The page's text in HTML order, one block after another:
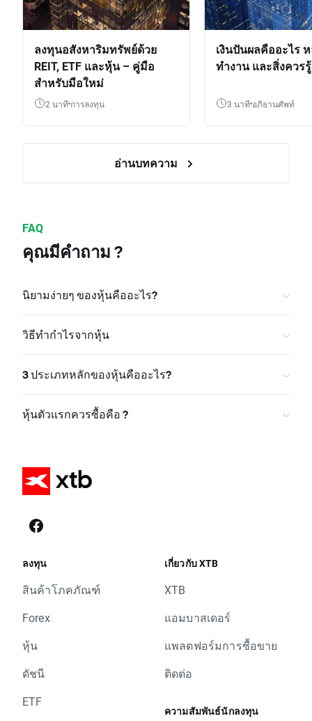
ลงทุนอสังหาริมทรัพย์ด้วย
REIT, ETF และหุ้น – คู่มือ
สำหรับมือใหม่
2 นาที การลงทุน
เงินปันผลคืออะไร
ทำงาน และสิ่งควรรู้
3 นาที อภิธานศัพท์
อ่านบทความ
FAQ
คุณมีคำถาม ?
นิยามง่ายๆ ของหุ้นคืออะไร?
วิธีทำกำไรจากหุ้น
3 ประเภทหลักของหุ้นคืออะไร?
หุ้นตัวแรกควรซื้อคือ ?
ลงทุน
สินค้าโภคภัณฑ์
Forex
หุ้น
ดัชนี
ETF
เกี่ยวกับ XTB
XTB
แอมบาสเดอร์
แพลตฟอร์มการซื้อขาย
ติดต่อ
ความสัมพันธ์นักลงทุน